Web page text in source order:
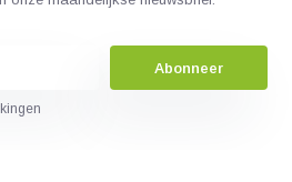
Abonneer